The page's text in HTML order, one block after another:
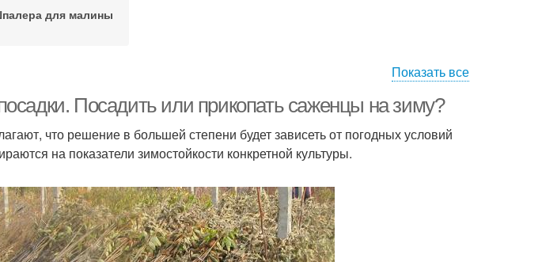
для малины
Показать все
Посадить или прикопать саженцы на зиму?
что решение в большей степени будет зависеть от погодных условий
на показатели зимостойкости конкретной культуры.